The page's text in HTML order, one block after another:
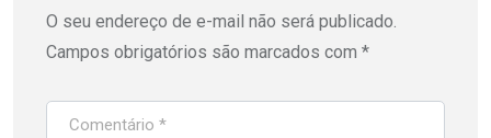
O seu endereço de e-mail não será publicado.
Campos obrigatórios são marcados com *